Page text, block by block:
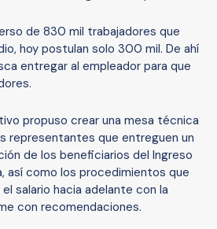
de 830 mil trabajadores que
hoy postulan solo 300 mil. De ahí
entregar al empleador para que
propuso crear una mesa técnica
representantes que entreguen un
de los beneficiarios del Ingreso
así como los procedimientos que
salario hacia adelante con la
con recomendaciones.